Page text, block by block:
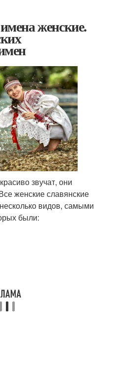
женские.
звучат, они
женские славянские
видов, самыми
были: